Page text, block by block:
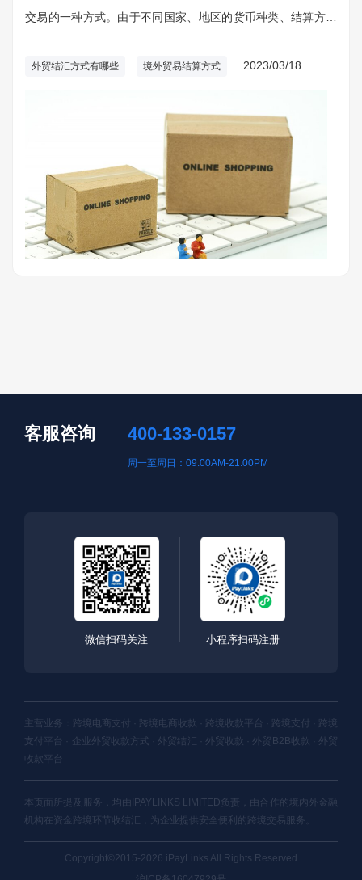
交易的一种方式。由于不同国家、地区的货币种类、结算方式
合适的结算方式，以确保交易的顺利进行。
外贸结汇方式有哪些 境外贸易结算方式 2023/03/18
客服咨询 400-133-0157
周一至周日：09:00AM-21:00PM
微信扫码关注 小程序扫码注册
主营业务：跨境电商支付 · 跨境电商收款 · 跨境收款平台 · 跨境支付 · 跨境
支付平台 · 企业外贸收款方式 · 外贸结汇 · 外贸收款 · 外贸B2B收款 · 外贸
收款平台
本页面所提及服务，均由IPAYLINKS LIMITED负责，由合作的境内外金融
机构在资金跨境环节收结汇，为企业提供安全便利的跨境交易服务。
Copyright©2015-2026 iPayLinks All Rights Reserved